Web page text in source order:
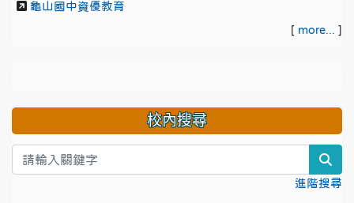
龜山國中資優教育
[ more... ]
校內搜尋
進階搜尋